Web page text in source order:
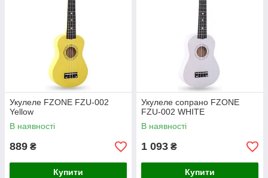
Укулеле FZONE FZU-002
Yellow
В наявності
889 ₴
Купити
Укулеле сопрано FZONE
FZU-002 WHITE
В наявності
1 093 ₴
Купити